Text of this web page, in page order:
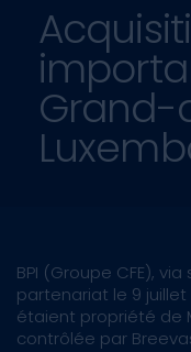
Grand-
BPI (Groupe CFE),
partenariat le 9 juillet
étaient propriété de
contrôlée par